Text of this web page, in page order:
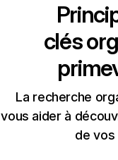
clés
La recherche
vous aider à
de vos